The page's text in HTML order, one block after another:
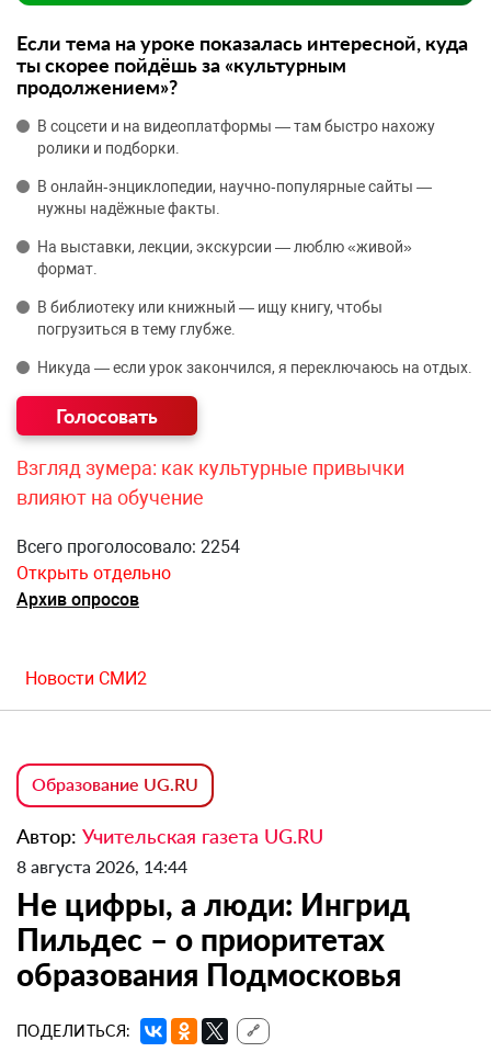
Если тема на уроке показалась интересной, куда
ты скорее пойдёшь за «культурным
продолжением»?
В соцсети и на видеоплатформы — там быстро нахожу
ролики и подборки.
В онлайн‑энциклопедии, научно‑популярные сайты —
нужны надёжные факты.
На выставки, лекции, экскурсии — люблю «живой»
формат.
В библиотеку или книжный — ищу книгу, чтобы
погрузиться в тему глубже.
Никуда — если урок закончился, я переключаюсь на отдых.
Взгляд зумера: как культурные привычки
влияют на обучение
Всего проголосовало: 2254
Открыть отдельно
Архив опросов
Новости СМИ2
Образование UG.RU
Автор: Учительская газета UG.RU
8 августа 2026, 14:44
Не цифры, а люди: Ингрид
Пильдес – о приоритетах
образования Подмосковья
ПОДЕЛИТЬСЯ: 🔗